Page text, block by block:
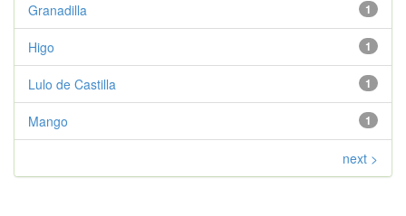
1
Granadilla
1
Higo
1
Lulo de Castilla
1
Mango
next >